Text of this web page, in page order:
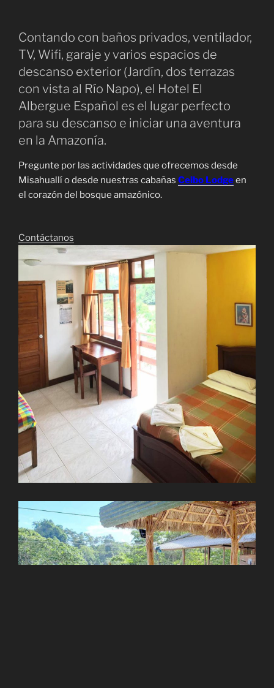
Contando con baños privados, ventilador,
TV, Wifi, garaje y varios espacios de
descanso exterior (Jardín, dos terrazas
con vista al Río Napo), el Hotel El
Albergue Español es el lugar perfecto
para su descanso e iniciar una aventura
en la Amazonía.
Pregunte por las actividades que ofrecemos desde
Misahuallí o desde nuestras cabañas Ceibo Lodgeen
el corazón del bosque amazónico.
Contáctanos